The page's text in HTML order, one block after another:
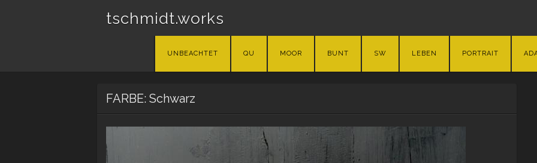
tschmidt.works
Skip
UNBEACHTET QU MOOR BUNT SW LEBEN PORTRAIT
FARBE: Schwarz